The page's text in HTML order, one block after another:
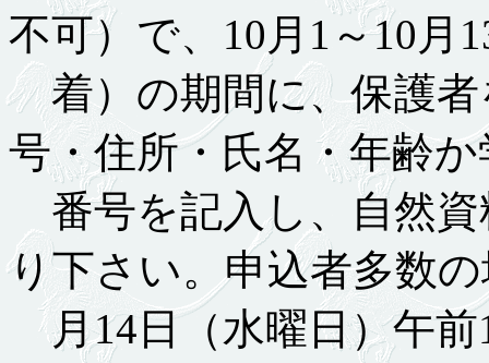
不可）で、10月1～10月
着）の期間に、保護者
号・住所・氏名・年齢
番号を記入し、自然資
り下さい。申込者多数
月14日（水曜日）午前